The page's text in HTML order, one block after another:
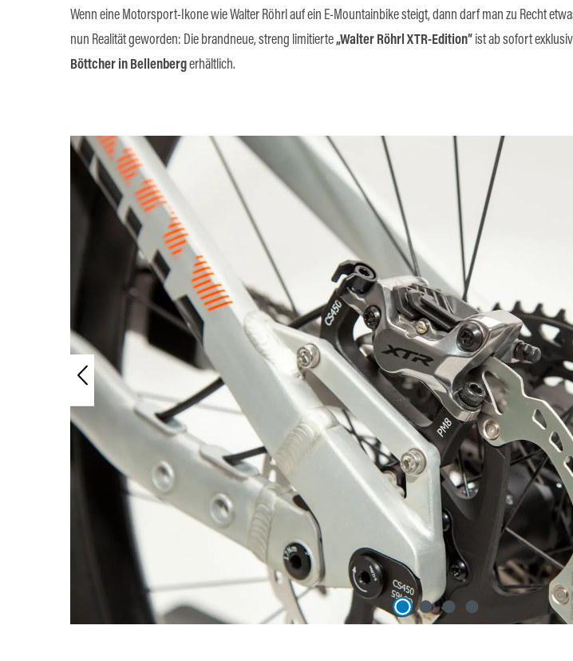
Wenn eine Motorsport-Ikone wie Walter Röhrl auf ein E-Mountainbike steigt, dann darf man zu Recht
nun Realität geworden: Die brandneue, streng limitierte„Walter Röhrl XTR-Edition“ ist ab sofort
Böttcher in Bellenbergerhältlich.
Bildergalerie überspringen